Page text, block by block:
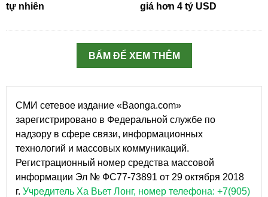
tự nhiên
giá hơn 4 tỷ USD
BẤM ĐỂ XEM THÊM
СМИ сетевое издание «Baonga.com»
зарегистрировано в Федеральной службе по
надзору в сфере связи, информационных
технологий и массовых коммуникаций.
Регистрационный номер средства массовой
информации Эл № ФС77-73891 от 29 октября 2018
г. Учредитель Ха Вьет Лонг, номер телефона: +7(905)